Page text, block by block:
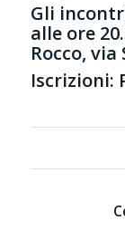
Gli
alle ore
Rocco, via
Iscrizioni: